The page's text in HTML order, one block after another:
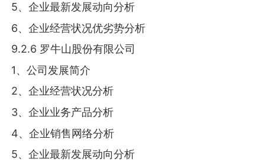
5、企业最新发展动向分析
6、企业经营状况优劣势分析
9.2.6 罗牛山股份有限公司
1、公司发展简介
2、企业经营状况分析
3、企业业务产品分析
4、企业销售网络分析
5、企业最新发展动向分析